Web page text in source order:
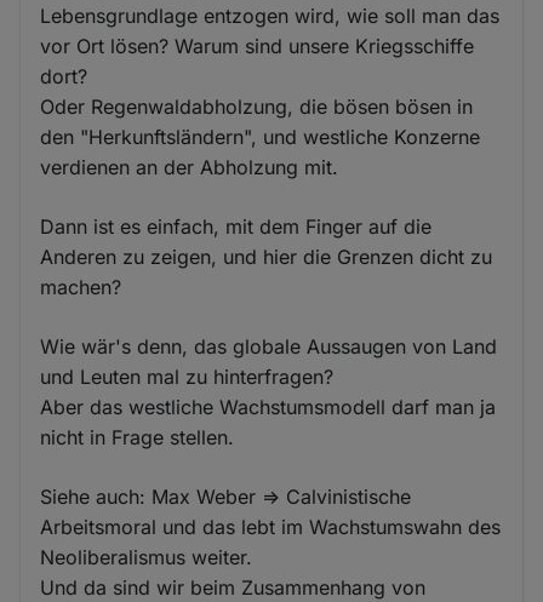
Lebensgrundlage entzogen wird, wie soll man das
vor Ort lösen? Warum sind unsere Kriegsschiffe
dort?
Oder Regenwaldabholzung, die bösen bösen in
den "Herkunftsländern", und westliche Konzerne
verdienen an der Abholzung mit.
Dann ist es einfach, mit dem Finger auf die
Anderen zu zeigen, und hier die Grenzen dicht zu
machen?
Wie wär's denn, das globale Aussaugen von Land
und Leuten mal zu hinterfragen?
Aber das westliche Wachstumsmodell darf man ja
nicht in Frage stellen.
Siehe auch: Max Weber => Calvinistische
Arbeitsmoral und das lebt im Wachstumswahn des
Neoliberalismus weiter.
Und da sind wir beim Zusammenhang von